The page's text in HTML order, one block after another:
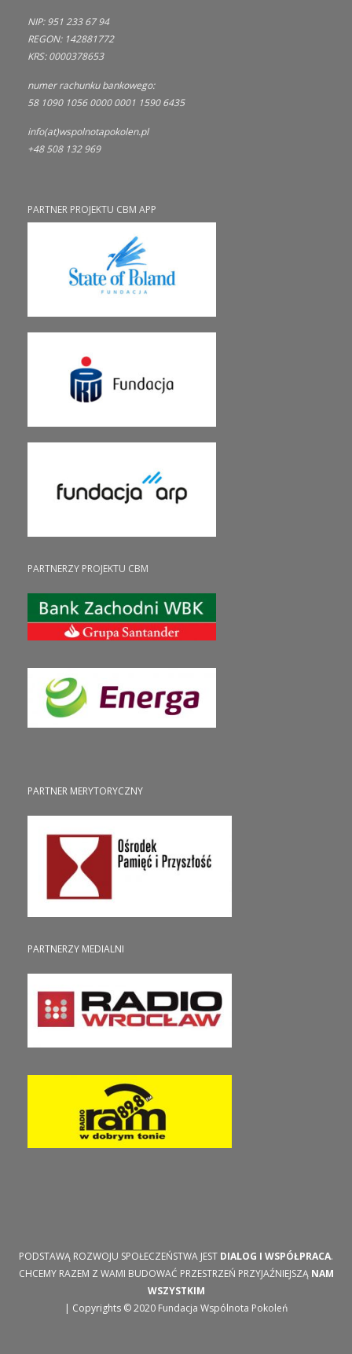
NIP: 951 233 67 94
REGON: 142881772
KRS: 0000378653
numer rachunku bankowego:
58 1090 1056 0000 0001 1590 6435
info(at)wspolnotapokolen.pl
+48 508 132 969
PARTNER PROJEKTU CBM APP
PARTNERZY PROJEKTU CBM
PARTNER MERYTORYCZNY
PARTNERZY MEDIALNI
PODSTAWĄ ROZWOJU SPOŁECZEŃSTWA JEST DIALOG I WSPÓŁPRACA.
CHCEMY RAZEM Z WAMI BUDOWAĆ PRZESTRZEŃ PRZYJAŹNIEJSZĄ NAM
WSZYSTKIM
| Copyrights © 2020 Fundacja Wspólnota Pokoleń